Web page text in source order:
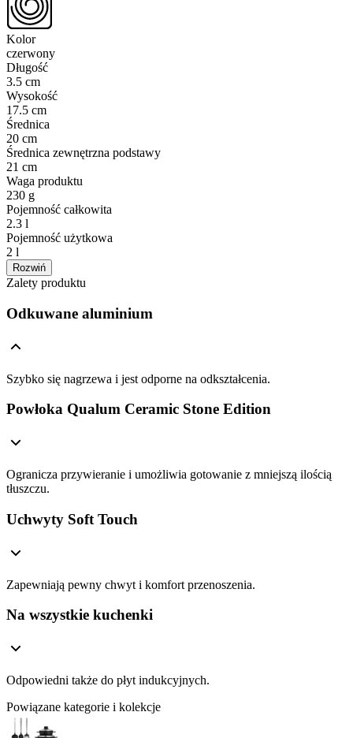
Kolor
czerwony
Długość
3.5 cm
Wysokość
17.5 cm
Średnica
20 cm
Średnica zewnętrzna podstawy
21 cm
Waga produktu
230 g
Pojemność całkowita
2.3 l
Pojemność użytkowa
2 l
Rozwiń
Zalety produktu
Odkuwane aluminium
Szybko się nagrzewa i jest odporne na odkształcenia.
Powłoka Qualum Ceramic Stone Edition
Ogranicza przywieranie i umożliwia gotowanie z mniejszą ilością
tłuszczu.
Uchwyty Soft Touch
Zapewniają pewny chwyt i komfort przenoszenia.
Na wszystkie kuchenki
Odpowiedni także do płyt indukcyjnych.
Powiązane kategorie i kolekcje